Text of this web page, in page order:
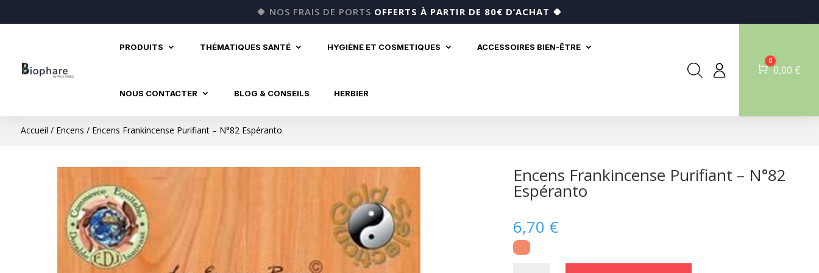
🍀 NOS FRAIS DE PORTS OFFERTS À PARTIR DE 80€ D’ACHAT 🍀
PRODUITS THÉMATIQUES SANTÉ HYGIÈNE ET COSMETIQUES ACCESSOIRES BIEN-ÊTRE
NOUS CONTACTER BLOG & CONSEILS HERBIER
Panier
0
0,00 €
Accueil / Encens / Encens Frankincense Purifiant – N°82 Espéranto
Encens Frankincense Purifiant – N°82
Espéranto
6,70 €